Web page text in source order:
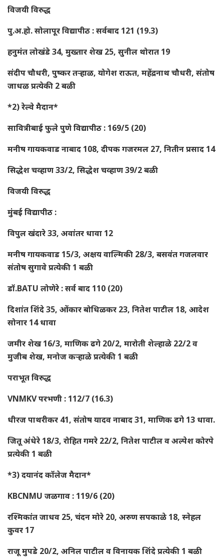
विजयी विरुद्ध
पु.अ.हो. सोलापूर विद्यापीठ : सर्वबाद 121 (19.3)
हनुमंत लोखंडे 34, मुख्तार शेख 25, सुनील थोरात 19
संदीप चौधरी, पुष्कर तऱ्हाळ, योगेश राऊत, महेंद्रनाथ चौधरी, संतोष
जाधळ प्रत्येकी 2 बळी
*2) रेल्वे मैदान*
सावित्रीबाई फुले पुणे विद्यापीठ : 169/5 (20)
मनीष गायकवाड नाबाद 108, दीपक गजरमल 27, नितीन प्रसाद 14
सिद्धेश चव्हाण 33/2, सिद्धेश चव्हाण 39/2 बळी
विजयी विरुद्ध
मुंबई विद्यापीठ :
विपुल खंदारे 33, अवांतर धावा 12
मनीष गायकवाड 15/3, अक्षय वाल्मिकी 28/3, बसवंत गजलवार
संतोष सुगावे प्रत्येकी 1 बळी
डॉ.BATU लोणेरे : सर्व बाद 110 (20)
दिशांत शिंदे 35, ओंकार बोधिळकर 23, नितेश पाटील 18, आदेश
सोनार 14 धावा
जमीर शेख 16/3, माणिक ढगे 20/2, मारोती शेल्हाळे 22/2 व
मुजीब शेख, मनोज कऱ्हाळे प्रत्येकी 1 बळी
पराभूत विरुद्ध
VNMKV परभणी : 112/7 (16.3)
धीरज पाथरीकर 41, संतोष यादव नाबाद 31, माणिक ढगे 13 धावा.
जितू अंधेरे 18/3, रोहित गमरे 22/2, नितेश पाटील व अल्पेश कोरपे
प्रत्येकी 1 बळी
*3) दयानंद कॉलेज मैदान*
KBCNMU जळगाव : 119/6 (20)
रश्मिकांत जाधव 25, चंदन मोरे 20, अरुण सपकाळे 18, स्नेहल
कुवर 17
राजू मुपडे 20/2, अनिल पाटील व विनायक शिंदे प्रत्येकी 1 बळी